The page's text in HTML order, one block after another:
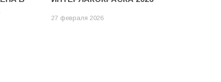
27 февраля 2026